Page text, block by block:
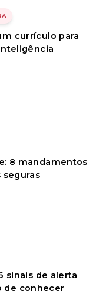
currículo para
8 mandamentos
seguras
sinais de alerta
de conhecer